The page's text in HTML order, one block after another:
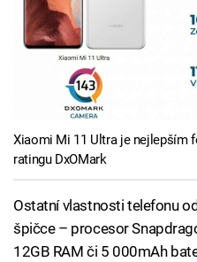
Xiaomi Mi 11 Ultra je nejlepším
ratingu DxOMark
Ostatní vlastnosti telefonu
špičce – procesor
12GB RAM či 5 000mAh